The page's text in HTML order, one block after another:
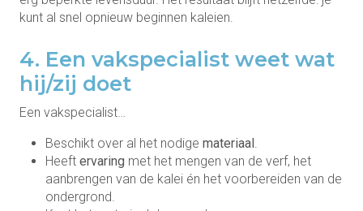
kunt al snel opnieuw beginnen kaleien.
4. Een vakspecialist weet wat
hij/zij doet
Een vakspecialist…
Beschikt over al het nodige materiaal
Heeft ervaring met het mengen van de verf, het
aanbrengen van de kalei én het voorbereiden van de
ondergrond.